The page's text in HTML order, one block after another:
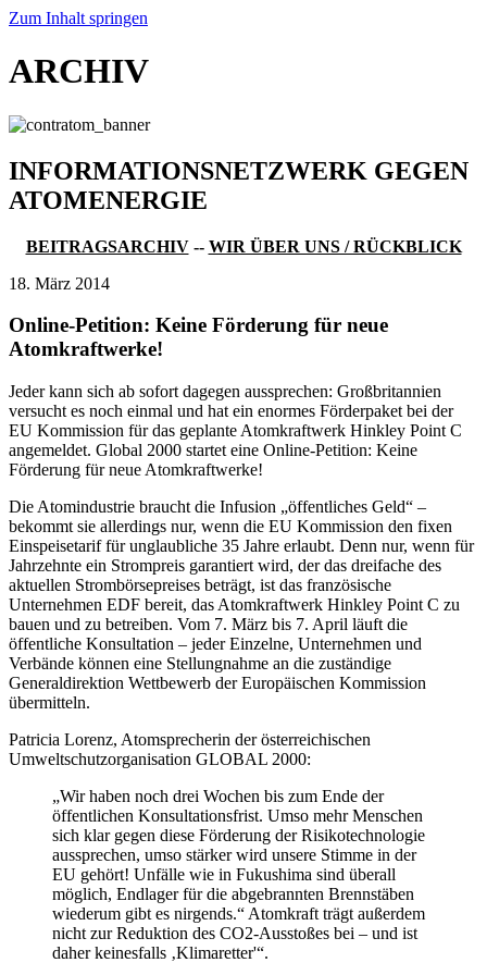
Zum Inhalt springen
ARCHIV
INFORMATIONSNETZWERK GEGEN
ATOMENERGIE
BEITRAGSARCHIV-- WIR ÜBER UNS / RÜCKBLICK
18. März 2014
Online-Petition: Keine Förderung für neue
Atomkraftwerke!
Jeder kann sich ab sofort dagegen aussprechen: Großbritannien
versucht es noch einmal und hat ein enormes Förderpaket bei der
EU Kommission für das geplante Atomkraftwerk Hinkley Point C
angemeldet. Global 2000 startet eine Online-Petition: Keine
Förderung für neue Atomkraftwerke!
Die Atomindustrie braucht die Infusion „öffentliches Geld“ –
bekommt sie allerdings nur, wenn die EU Kommission den fixen
Einspeisetarif für unglaubliche 35 Jahre erlaubt. Denn nur, wenn für
Jahrzehnte ein Strompreis garantiert wird, der das dreifache des
aktuellen Strombörsepreises beträgt, ist das französische
Unternehmen EDF bereit, das Atomkraftwerk Hinkley Point C zu
bauen und zu betreiben. Vom 7. März bis 7. April läuft die
öffentliche Konsultation – jeder Einzelne, Unternehmen und
Verbände können eine Stellungnahme an die zuständige
Generaldirektion Wettbewerb der Europäischen Kommission
übermitteln.
Patricia Lorenz, Atomsprecherin der österreichischen
Umweltschutzorganisation GLOBAL 2000:
„Wir haben noch drei Wochen bis zum Ende der
öffentlichen Konsultationsfrist. Umso mehr Menschen
sich klar gegen diese Förderung der Risikotechnologie
aussprechen, umso stärker wird unsere Stimme in der
EU gehört! Unfälle wie in Fukushima sind überall
möglich, Endlager für die abgebrannten Brennstäben
wiederum gibt es nirgends.“ Atomkraft trägt außerdem
nicht zur Reduktion des CO2-Ausstoßes bei – und ist
daher keinesfalls ‚Klimaretter'“.